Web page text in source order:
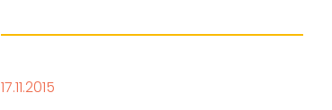
17.11.2015